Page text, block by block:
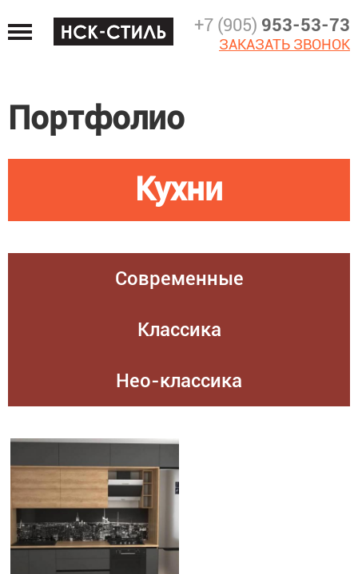
to
navigation
+7 (905) 953-53-73
ЗАКАЗАТЬ ЗВОНОК
Портфолио
Кухни
Современные
Классика
Нео-классика